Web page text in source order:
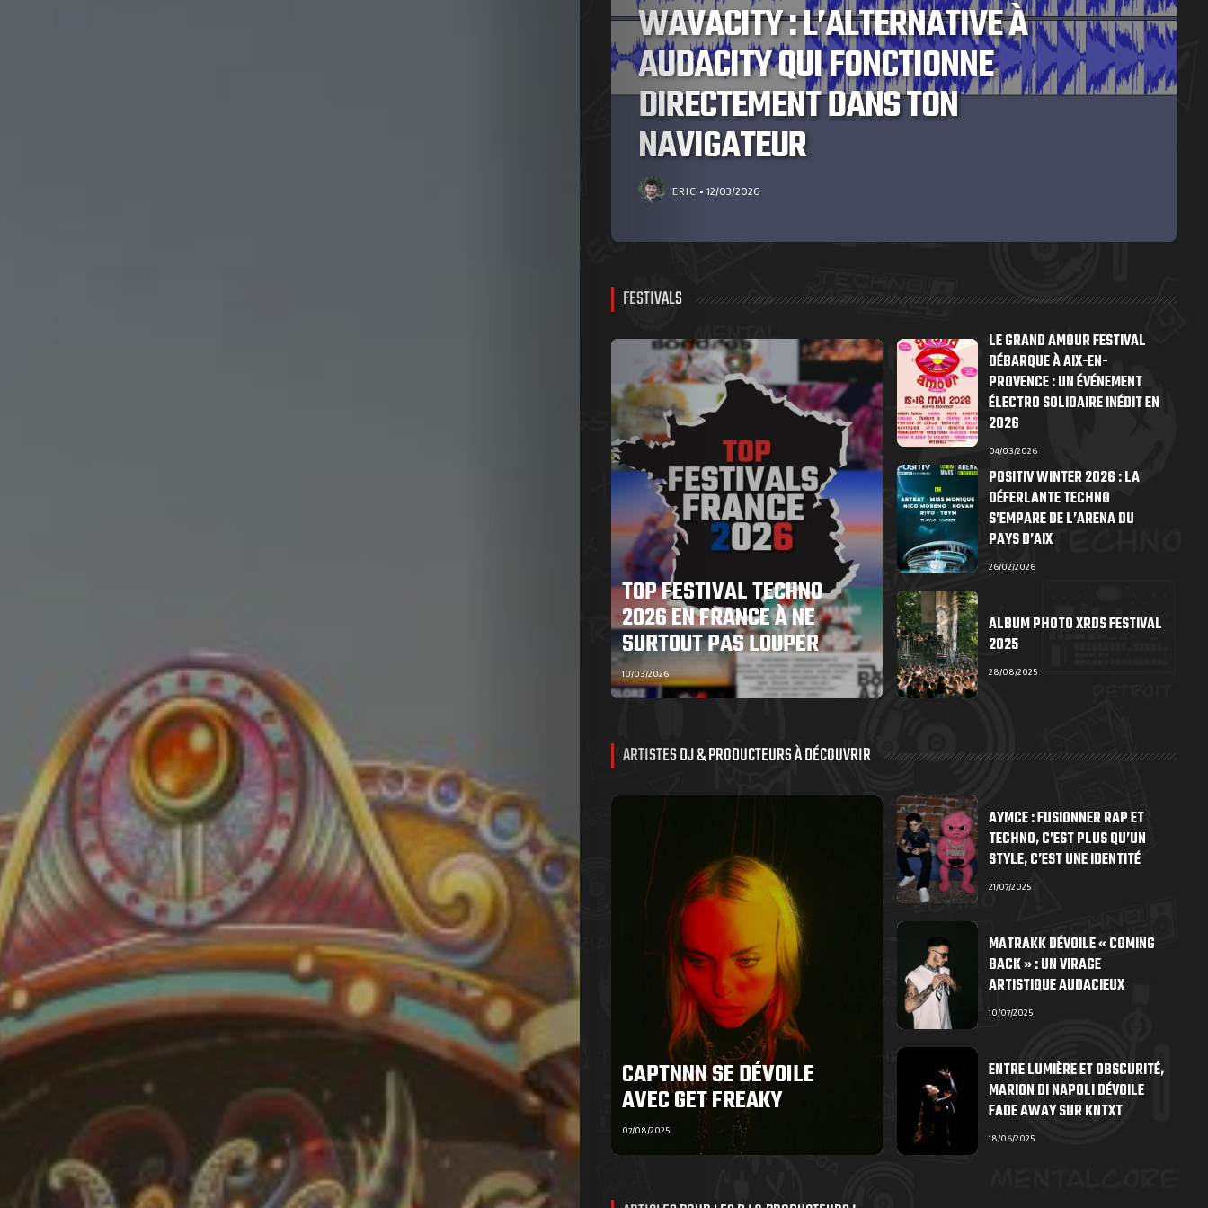
FESTIVAL
TOP FESTIVAL TECHNO 2026 EN
FRANCE À NE SURTOUT PAS
LOUPER
ERIC 10/03/2026
FESTIVALS
TOP FESTIVAL TECHNO
2026 EN FRANCE À NE
SURTOUT PAS LOUPER
10/03/2026
LE GRAND AMOUR FESTIVAL
DÉBARQUE À AIX-EN-
PROVENCE : UN ÉVÉNEMENT
ÉLECTRO SOLIDAIRE INÉDIT EN
2026
04/03/2026
POSITIV WINTER 2026 : LA
DÉFERLANTE TECHNO
S’EMPARE DE L’ARENA DU
PAYS D’AIX
26/02/2026
ALBUM PHOTO XRDS FESTIVAL
2025
28/08/2025
ARTISTES DJ & PRODUCTEURS À DÉCOUVRIR
CAPTNNN SE DÉVOILE
AVEC GET FREAKY
07/08/2025
AYMCE : FUSIONNER RAP ET
TECHNO, C’EST PLUS QU’UN
STYLE, C’EST UNE IDENTITÉ
21/07/2025
MATRAKK DÉVOILE « COMING
BACK » : UN VIRAGE
ARTISTIQUE AUDACIEUX
10/07/2025
ENTRE LUMIÈRE ET OBSCURITÉ,
MARION DI NAPOLI DÉVOILE
FADE AWAY SUR KNTXT
18/06/2025